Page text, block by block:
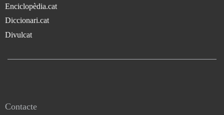
Enciclopèdia.cat
Diccionari.cat
Divulcat
Contacte